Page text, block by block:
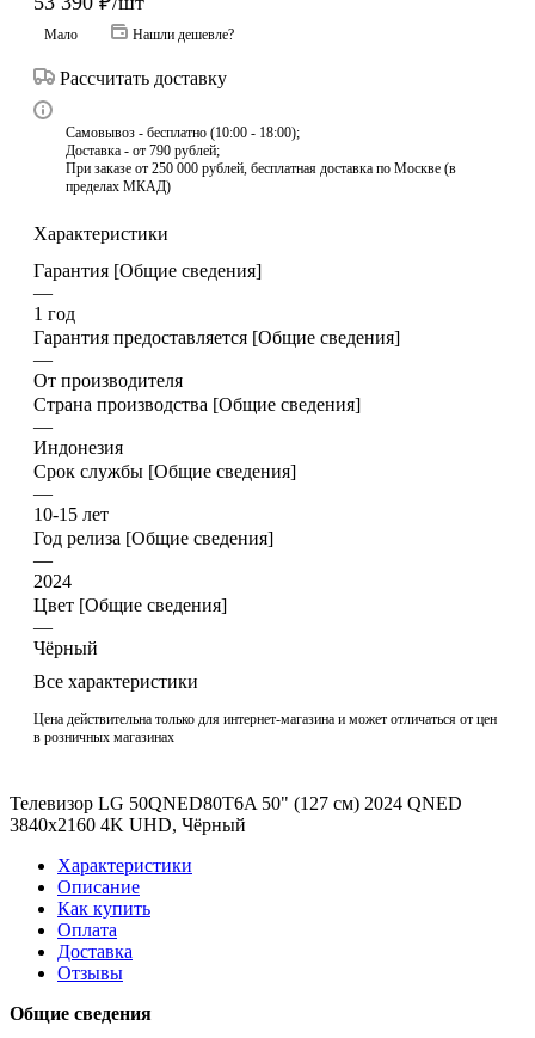
Мало Нашли дешевле?
Рассчитать доставку
Самовывоз - бесплатно (10:00 - 18:00);
Доставка - от 790 рублей;
При заказе от 250 000 рублей, бесплатная доставка по Москве (в
пределах МКАД)
Характеристики
Гарантия [Общие сведения]
—
1 год
Гарантия предоставляется [Общие сведения]
—
От производителя
Страна производства [Общие сведения]
—
Индонезия
Срок службы [Общие сведения]
—
10-15 лет
Год релиза [Общие сведения]
—
2024
Цвет [Общие сведения]
—
Чёрный
Все характеристики
Цена действительна только для интернет-магазина и может отличаться от цен
в розничных магазинах
Телевизор LG 50QNED80T6A 50" (127 см) 2024 QNED
3840x2160 4K UHD, Чёрный
Характеристики
Описание
Как купить
Оплата
Доставка
Отзывы
Общие сведения